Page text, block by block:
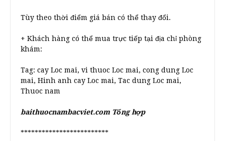
Tùy theo thời điểm giá bán có thể thay đổi.
+ Khách hàng có thể mua trực tiếp tại địa chỉ phòng
khám:
Tag: cay Loc mai, vi thuoc Loc mai, cong dung Loc
mai, Hinh anh cay Loc mai, Tac dung Loc mai,
Thuoc nam
baithuocnambacviet.com Tổng hợp
*************************